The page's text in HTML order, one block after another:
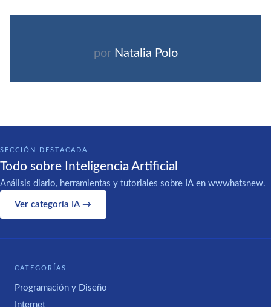
por Natalia Polo
SECCIÓN DESTACADA
Todo sobre Inteligencia Artificial
Análisis diario, herramientas y tutoriales sobre IA en wwwhatsnew.
Ver categoría IA →
CATEGORÍAS
Programación y Diseño
Internet